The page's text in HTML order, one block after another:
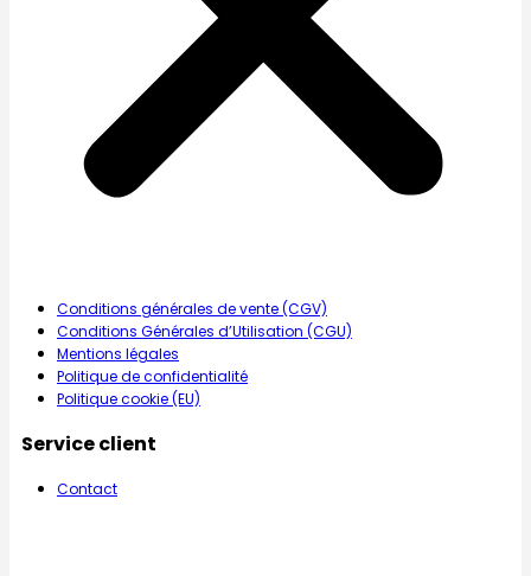
Conditions générales de vente (CGV)
Conditions Générales d’Utilisation (CGU)
Mentions légales
Politique de confidentialité
Politique cookie (EU)
Service client
Contact